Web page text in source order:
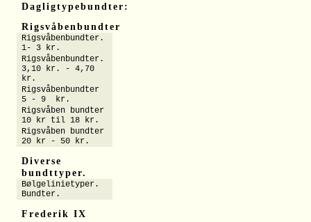
Dagligtypebundter:
Rigsvåbenbundter
Rigsvåbenbundter.
1- 3 kr.
Rigsvåbenbundter.
3,10 kr. - 4,70
kr.
Rigsvåbenbundter
5 - 9 kr.
Rigsvåben bundter
10 kr til 18 kr.
Rigsvåben bundter
20 kr - 50 kr.
Diverse
bundttyper.
Bølgelinietyper.
Bundter.
Frederik IX